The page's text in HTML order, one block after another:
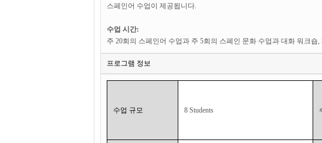
스페인어 수업이 제공됩니다.
수업 시간:
주 20회의 스페인어 수업과 주 5회의 스페인 문화 수업과 대화 워크
프로그램 정보
수업 규모 8 Students